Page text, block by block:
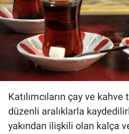
Katılımcıların çay ve
düzenli aralıklarla
yakından ilişkili olan kalça